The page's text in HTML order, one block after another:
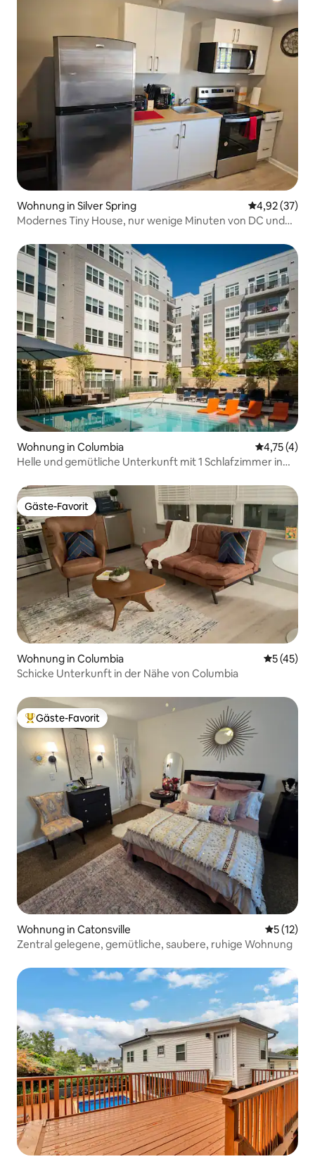
Wohnung in Silver Spring
4,92 (37)
Modernes Tiny House, nur wenige Minuten von DC und
Wohnung in Columbia
4,75 (4)
Helle und gemütliche Unterkunft mit 1 Schlafzimmer in
Gäste-Favorit
Gäste-Favorit
Wohnung in Columbia
5 (45)
Schicke Unterkunft in der Nähe von Columbia
Beliebter Gäste-Favorit.
Gäste-Favorit
Wohnung in Catonsville
5 (12)
Zentral gelegene, gemütliche, saubere, ruhige Wohnung